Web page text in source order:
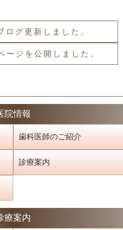
ログ更新しました。
ージを公開しました。
院情報
歯科医師のご紹介
診療案内
療案内